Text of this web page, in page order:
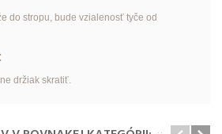
do stropu, bude vzialenosť tyče od
držiak skratiť.